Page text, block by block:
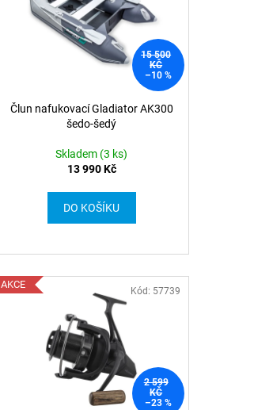
15 500
KČ
–10 %
Člun nafukovací Gladiator AK300
šedo-šedý
Skladem (3 ks)
13 990 Kč
DO KOŠÍKU
AKCE
2 599
KČ
–23 %
Kód: 57739